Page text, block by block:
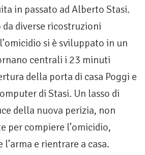
in passato ad Alberto Stasi.
diverse ricostruzioni
si è sviluppato in un
centrali i 23 minuti
della porta di casa Poggi e
di Stasi. Un lasso di
della nuova perizia, non
per compiere l’omicidio,
e rientrare a casa.